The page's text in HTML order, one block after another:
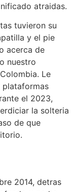
atraidas.
tuvieron su
y el pie
acerca de
nuestro
Le
plataformas
el 2023,
la solteria
de que
2014, detras